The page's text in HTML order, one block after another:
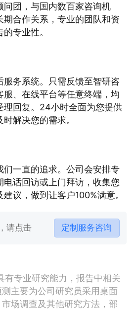
问团，与国内数百家咨询机
期合作关系，专业的团队和资
专业性。
服务系统。只需反馈至智研咨
服、在线平台等任意终端，均
理回复。24小时全面为您提供
解决您的需求。
们一直的追求。公司会安排专
电话回访或上门拜访，收集您
议，做到让客户100%满意。
请点击 定制服务咨询
专业研究能力，报告中相关
主要为公司研究员采用桌面
场调查及其他研究方法，部